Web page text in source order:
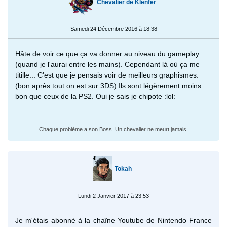
Chevalier de Klenfer
Samedi 24 Décembre 2016 à 18:38
Hâte de voir ce que ça va donner au niveau du gameplay
(quand je l'aurai entre les mains). Cependant là où ça me
titille... C'est que je pensais voir de meilleurs graphismes.
(bon après tout on est sur 3DS) Ils sont légèrement moins
bon que ceux de la PS2. Oui je sais je chipote :lol:
Chaque problème a son Boss. Un chevalier ne meurt jamais.
Tokah
Lundi 2 Janvier 2017 à 23:53
Je m'étais abonné à la chaîne Youtube de Nintendo France